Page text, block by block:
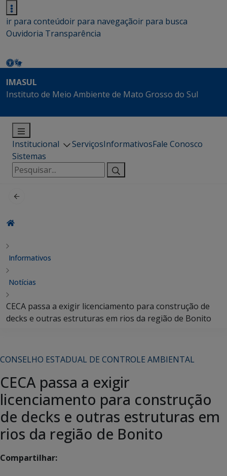
ir para conteúdoir para navegaçãoir para busca
Ouvidoria Transparência
IMASUL
Instituto de Meio Ambiente de Mato Grosso do Sul
Institucional ServiçosInformativosFale Conosco
Sistemas
Pesquisar
por:
Informativos
Notícias
CECA passa a exigir licenciamento para construção de
decks e outras estruturas em rios da região de Bonito
CONSELHO ESTADUAL DE CONTROLE AMBIENTAL
CECA passa a exigir
licenciamento para construção
de decks e outras estruturas em
rios da região de Bonito
Compartilhar: